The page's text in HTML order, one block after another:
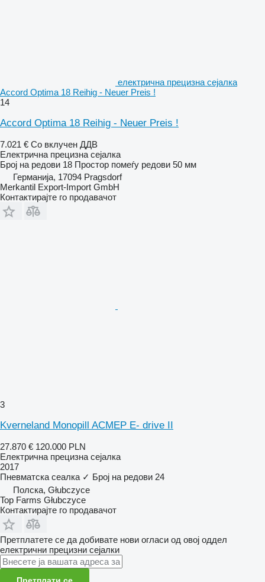
електрична прецизна сејалка
Accord Optima 18 Reihig - Neuer Preis !
14
Accord Optima 18 Reihig - Neuer Preis !
7.021 € Со вклучен ДДВ
Електрична прецизна сејалка
Број на редови 18 Простор помеѓу редови 50 мм
Германија, 17094 Pragsdorf
Merkantil Export-Import GmbH
Контактирајте го продавачот
3
Kverneland Monopill ACMEP E- drive II
27.870 € 120.000 PLN
Електрична прецизна сејалка
2017
Пневматска сеалка ✓ Број на редови 24
Полска, Głubczyce
Top Farms Głubczyce
Контактирајте го продавачот
Претплатете се да добивате нови огласи од овој оддел
електрични прецизни сејалки
Претплати се